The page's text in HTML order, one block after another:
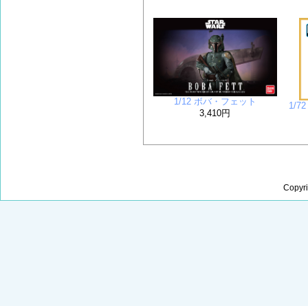
1/12 ボバ・フェット
3,410円
1/